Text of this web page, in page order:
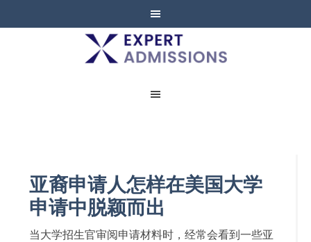
EXPERT
ADMISSIONS
亚裔申请人怎样在美国大学
申请中脱颖而出
当大学招生官审阅申请材料时，经常会看到一些亚